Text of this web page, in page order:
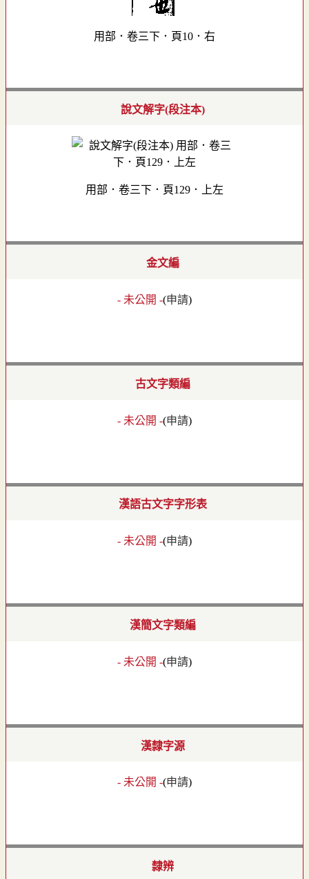
用部．卷三下．頁10．右
說文解字(段注本)
用部．卷三下．頁129．上左
金文編
- 未公開 -(申請)
古文字類編
- 未公開 -(申請)
漢語古文字字形表
- 未公開 -(申請)
漢簡文字類編
- 未公開 -(申請)
漢隸字源
- 未公開 -(申請)
隸辨